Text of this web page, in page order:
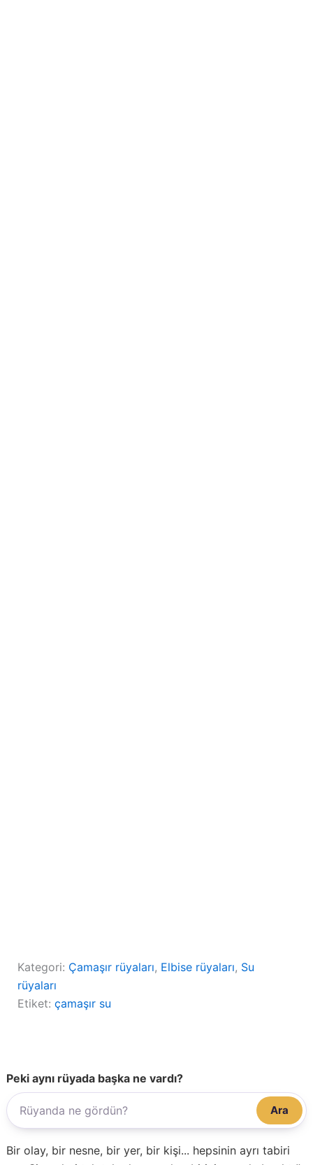
Kategori: Çamaşır rüyaları, Elbise rüyaları, Su
rüyaları
Etiket: çamaşır su
Peki aynı rüyada başka ne vardı?
Ara
Bir olay, bir nesne, bir yer, bir kişi... hepsinin ayrı tabiri